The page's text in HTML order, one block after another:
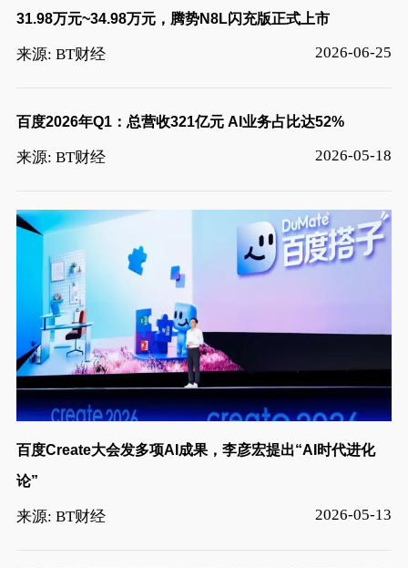
31.98万元~34.98万元，腾势N8L闪充版正式上市
来源: BT财经 2026-06-25
百度2026年Q1：总营收321亿元 AI业务占比达52%
来源: BT财经 2026-05-18
百度Create大会发多项AI成果，李彦宏提出“AI时代进化
论”
来源: BT财经 2026-05-13